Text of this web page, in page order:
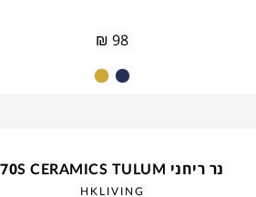
₪ 98
נר ריחני 70S CERAMICS TULUM
HKLIVING